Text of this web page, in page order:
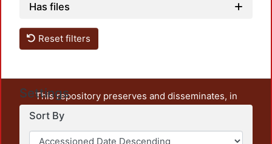
Has files
Reset filters
Settings
Sort By
This repository preserves and disseminates, in
unrestricted open access, the teaching and research
output of UAM Azcapotzalco. It also includes some
administrative and graphic documents from the